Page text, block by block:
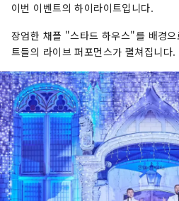
이번 이벤트의 하이라이트입니다.
장엄한 채플 "스타드 하우스"를 배경
트들의 라이브 퍼포먼스가 펼쳐집니다.